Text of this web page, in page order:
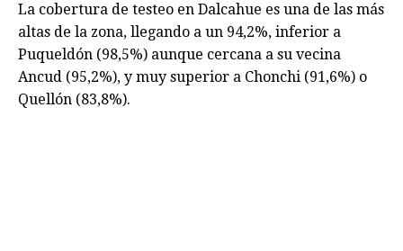
La cobertura de testeo en Dalcahue es una de las más
altas de la zona, llegando a un 94,2%, inferior a
Puqueldón (98,5%) aunque cercana a su vecina
Ancud (95,2%), y muy superior a Chonchi (91,6%) o
Quellón (83,8%).